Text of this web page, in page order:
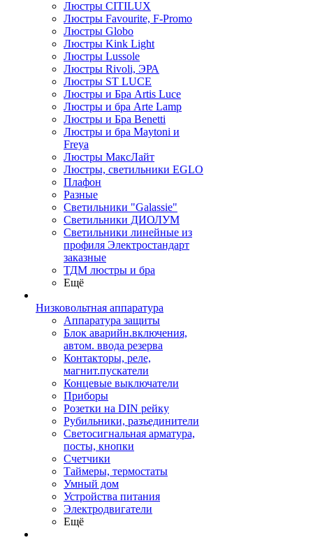
Люстры CITILUX
Люстры Favourite, F-Promo
Люстры Globo
Люстры Kink Light
Люстры Lussole
Люстры Rivoli, ЭРА
Люстры ST LUCE
Люстры и Бра Artis Luce
Люстры и бра Arte Lamp
Люстры и Бра Benetti
Люстры и бра Maytoni и
Freya
Люстры МаксЛайт
Люстры, светильники EGLO
Плафон
Разные
Светильники "Galassie"
Светильники ДИОЛУМ
Светильники линейные из
профиля Электростандарт
заказные
ТДМ люстры и бра
Ещё
Низковольтная аппаратура
Аппаратура защиты
Блок аварийн.включения,
автом. ввода резерва
Контакторы, реле,
магнит.пускатели
Концевые выключатели
Приборы
Розетки на DIN рейку
Рубильники, разъединители
Светосигнальная арматура,
посты, кнопки
Счетчики
Таймеры, термостаты
Умный дом
Устройства питания
Электродвигатели
Ещё